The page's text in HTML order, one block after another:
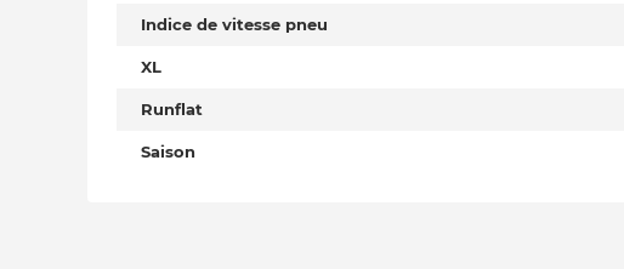
Indice de vitesse pneu
XL
Runflat
Saison